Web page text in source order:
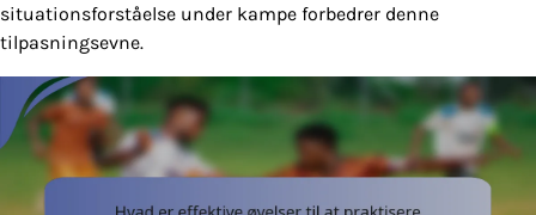
situationsforståelse under kampe forbedrer denne
tilpasningsevne.